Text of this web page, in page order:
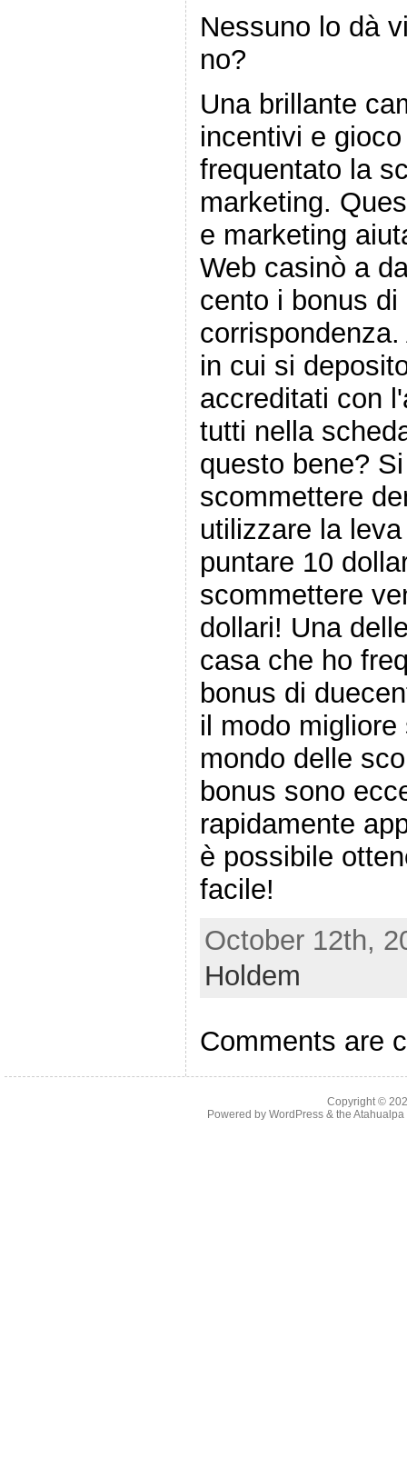
Nessuno lo dà
no?
Una brillante
incentivi e
frequentato la
marketing.
e marketing
Web casinò a
cento i bonus
in cui si
accreditati con
tutti nella
questo bene?
scommettere
utilizzare la
puntare 10
scommettere
dollari! Una
casa che ho
bonus di
il modo
mondo delle
bonus sono
rapidamente
è possibile
facile!
October 12th,
Holdem
Comments are
Copyright ©
Powered by WordPress& the Atahualpa